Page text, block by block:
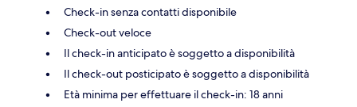
Check-in senza contatti disponibile
Check-out veloce
Il check-in anticipato è soggetto a disponibilità
Il check-out posticipato è soggetto a disponibilità
Età minima per effettuare il check-in: 18 anni